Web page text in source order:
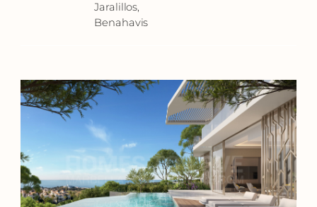
Jaralillos,
Benahavis